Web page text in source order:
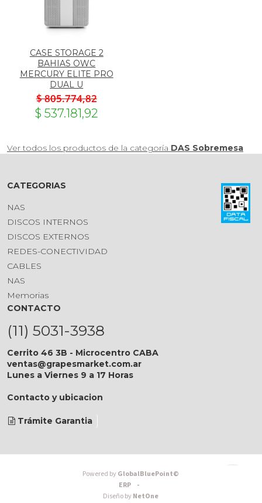
CASE STORAGE 2
BAHIAS OWC
MERCURY ELITE PRO
DUAL U
$ 805.774,82
$ 537.181,92
Ver todos los productos de la categoría DAS Sobremesa
CATEGORIAS
NAS
DISCOS INTERNOS
DISCOS EXTERNOS
REDES-CONECTIVIDAD
CABLES
NAS
Memorias
CONTACTO
(11) 5031-3938
Cerrito 46 3B - Microcentro CABA
ventas@grapesmarket.com.ar
Lunes a Viernes 9 a 17 Horas
Contacto y ubicacion
Trámite Garantia
Powered byGlobalBluePoint©
ERP -
Diseño byNetOne